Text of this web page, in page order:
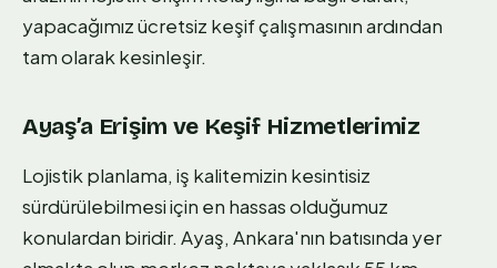
yapacağımız ücretsiz keşif çalışmasının ardından
tam olarak kesinleşir.
Ayaş’a Erişim ve Keşif Hizmetlerimiz
Lojistik planlama, iş kalitemizin kesintisiz
sürdürülebilmesi için en hassas olduğumuz
konulardan biridir. Ayaş, Ankara'nın batısında yer